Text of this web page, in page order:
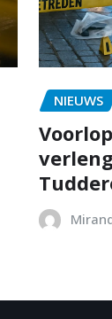
NIEUWS